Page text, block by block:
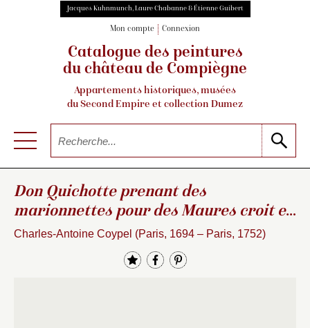
Jacques Kuhnmunch, Laure Chabanne & Étienne Guibert
Mon compte Connexion
Catalogue des peintures
du château de Compiègne
Appartements historiques, musées
du Second Empire et collection Dumez
Don Quichotte prenant des
marionnettes pour des Maures croit en
les combattant secourir…
Charles-Antoine Coypel (Paris, 1694 – Paris, 1752)